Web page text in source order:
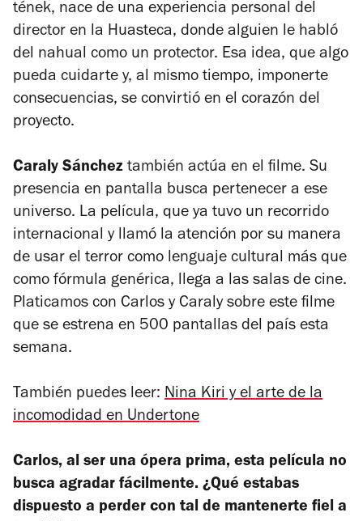
tének, nace de una experiencia personal del
director en la Huasteca, donde alguien le habló
del nahual como un protector. Esa idea, que algo
pueda cuidarte y, al mismo tiempo, imponerte
consecuencias, se convirtió en el corazón del
proyecto.
Caraly Sánchez también actúa en el filme. Su
presencia en pantalla busca pertenecer a ese
universo. La película, que ya tuvo un recorrido
internacional y llamó la atención por su manera
de usar el terror como lenguaje cultural más que
como fórmula genérica, llega a las salas de cine.
Platicamos con Carlos y Caraly sobre este filme
que se estrena en 500 pantallas del país esta
semana.
También puedes leer: Nina Kiri y el arte de la
incomodidad en Undertone
Carlos, al ser una ópera prima, esta película no
busca agradar fácilmente. ¿Qué estabas
dispuesto a perder con tal de mantenerte fiel a